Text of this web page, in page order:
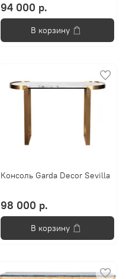
94 000 р.
В корзину
Консоль Garda Decor Sevilla
98 000 р.
В корзину